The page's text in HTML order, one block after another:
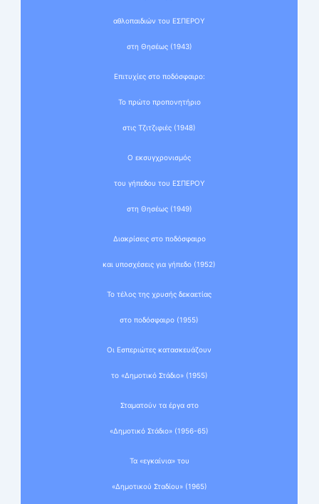
αθλοπαιδιών του ΕΣΠΕΡΟΥ
στη Θησέως (1943)
Επιτυχίες στο ποδόσφαιρο:
Το πρώτο προπονητήριο
στις Τζιτζιφιές (1948)
Ο εκσυγχρονισμός
του γήπεδου του ΕΣΠΕΡΟΥ
στη Θησέως (1949)
Διακρίσεις στο ποδόσφαιρο
και υποσχέσεις για γήπεδο (1952)
Το τέλος της χρυσής δεκαετίας
στο ποδόσφαιρο (1955)
Οι Εσπεριώτες κατασκευάζουν
το «Δημοτικό Στάδιο» (1955)
Σταματούν τα έργα στο
«Δημοτικό Στάδιο» (1956-65)
Τα «εγκαίνια» του
«Δημοτικού Σταδίου» (1965)